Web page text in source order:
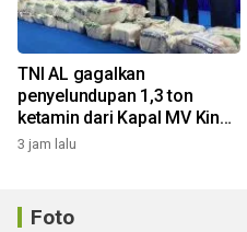
TNI AL gagalkan
penyelundupan 1,3 ton
ketamin dari Kapal MV King
Sun
3 jam lalu
Foto